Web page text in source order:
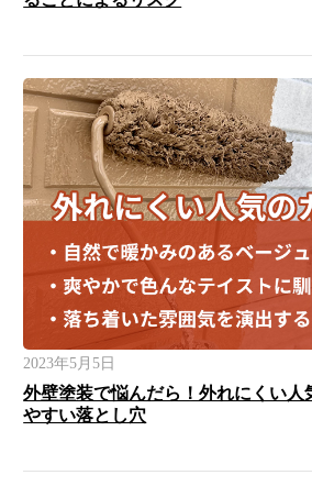
2023年5月5日
外壁塗装で悩んだら！外れにくい人
やすい落とし穴